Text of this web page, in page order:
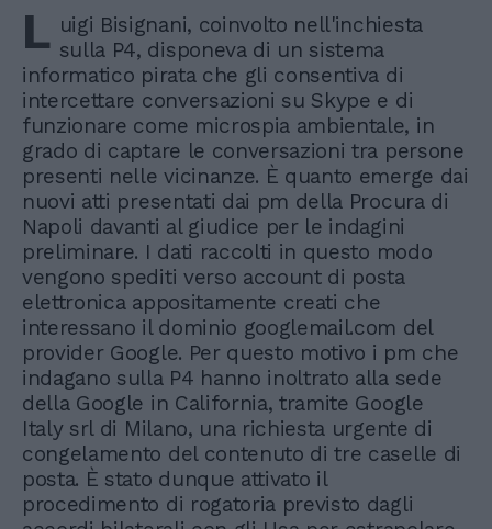
L uigi Bisignani, coinvolto nell'inchiesta
sulla P4, disponeva di un sistema
informatico pirata che gli consentiva di
intercettare conversazioni su Skype e di
funzionare come microspia ambientale, in
grado di captare le conversazioni tra persone
presenti nelle vicinanze. È quanto emerge dai
nuovi atti presentati dai pm della Procura di
Napoli davanti al giudice per le indagini
preliminare. I dati raccolti in questo modo
vengono spediti verso account di posta
elettronica appositamente creati che
interessano il dominio googlemail.com del
provider Google. Per questo motivo i pm che
indagano sulla P4 hanno inoltrato alla sede
della Google in California, tramite Google
Italy srl di Milano, una richiesta urgente di
congelamento del contenuto di tre caselle di
posta. È stato dunque attivato il
procedimento di rogatoria previsto dagli